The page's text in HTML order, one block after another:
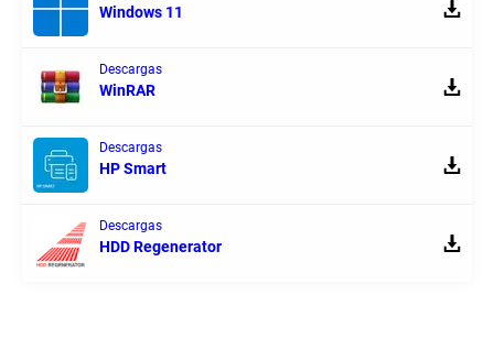
Windows 11
Descargas
WinRAR
Descargas
HP Smart
Descargas
HDD Regenerator